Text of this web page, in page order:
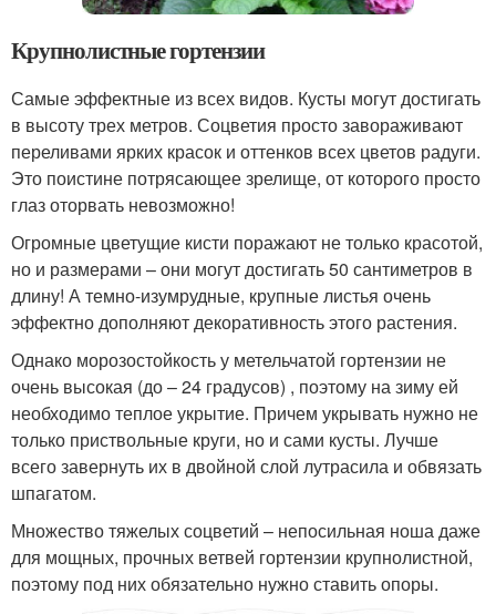
Крупнолистные гортензии
Самые эффектные из всех видов. Кусты могут достигать
в высоту трех метров. Соцветия просто завораживают
переливами ярких красок и оттенков всех цветов радуги.
Это поистине потрясающее зрелище, от которого просто
глаз оторвать невозможно!
Огромные цветущие кисти поражают не только красотой,
но и размерами – они могут достигать 50 сантиметров в
длину! А темно-изумрудные, крупные листья очень
эффектно дополняют декоративность этого растения.
Однако морозостойкость у метельчатой гортензии не
очень высокая (до – 24 градусов) , поэтому на зиму ей
необходимо теплое укрытие. Причем укрывать нужно не
только приствольные круги, но и сами кусты. Лучше
всего завернуть их в двойной слой лутрасила и обвязать
шпагатом.
Множество тяжелых соцветий – непосильная ноша даже
для мощных, прочных ветвей гортензии крупнолистной,
поэтому под них обязательно нужно ставить опоры.